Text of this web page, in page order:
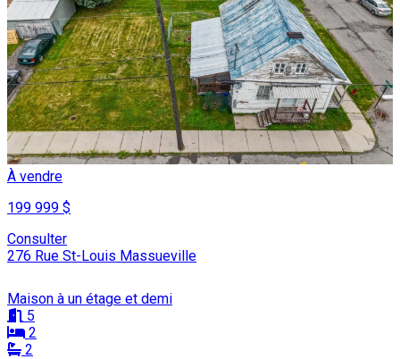
À vendre
199 999 $
Consulter
276 Rue St-Louis Massueville
Maison à un étage et demi
5
2
2